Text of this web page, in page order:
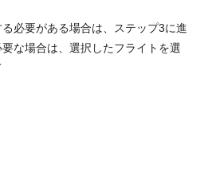
必要がある場合は、ステップ3に進
な場合は、選択したフライトを選